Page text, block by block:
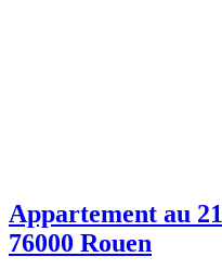
Appartement au
76000 Rouen